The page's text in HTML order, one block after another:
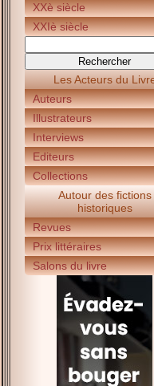
XXè siècle
XXIè siècle
Les Acteurs du
Auteurs
Illustrateurs
Interviews
Editeurs
Collections
Autour des fictions
historiques
Revues
Prix littéraires
Salons du livre